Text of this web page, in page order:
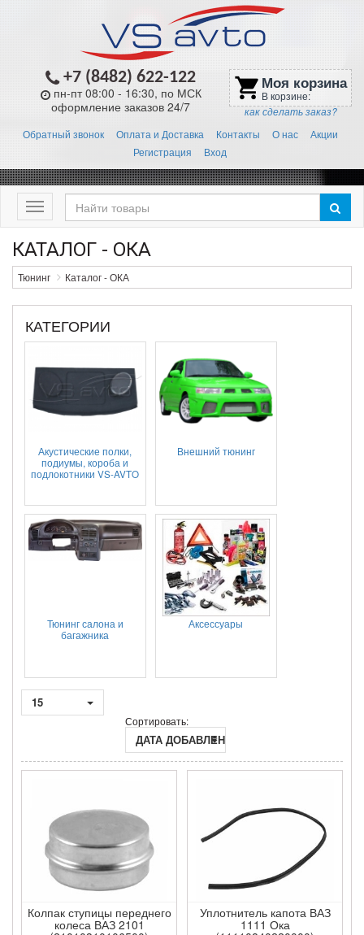
+7 (8482) 622-122
пн-пт 08:00 - 16:30, по МСК
оформление заказов 24/7
shopping_cart Моя корзина
В корзине:
как сделать заказ?
Обратный звонок Оплата и Доставка Контакты О нас
Акции
Регистрация
Вход
Меню
КАТАЛОГ - ОКА
Тюнинг Каталог - ОКА
КАТЕГОРИИ
Акустические полки,
подиумы, короба и
подлокотники VS-AVTO
Внешний тюнинг
Тюнинг салона и
багажника
Аксессуары
15
Сортировать:
ДАТА ДОБАВЛЕНИЯ
Колпак ступицы переднего
колеса ВАЗ 2101
Уплотнитель капота ВАЗ
1111 Ока